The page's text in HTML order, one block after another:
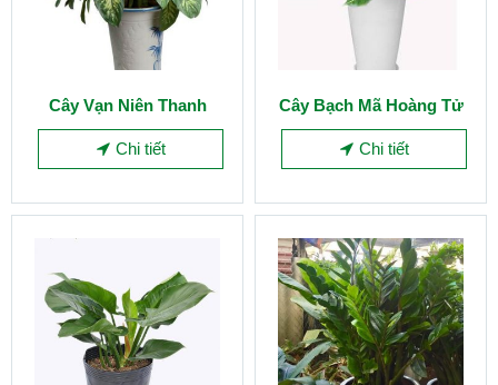
Cây Vạn Niên Thanh
Chi tiết
Cây Bạch Mã Hoàng Tử
Chi tiết